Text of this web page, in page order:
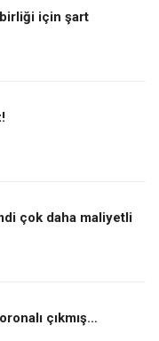
için şart
çok daha maliyetli
çıkmış…